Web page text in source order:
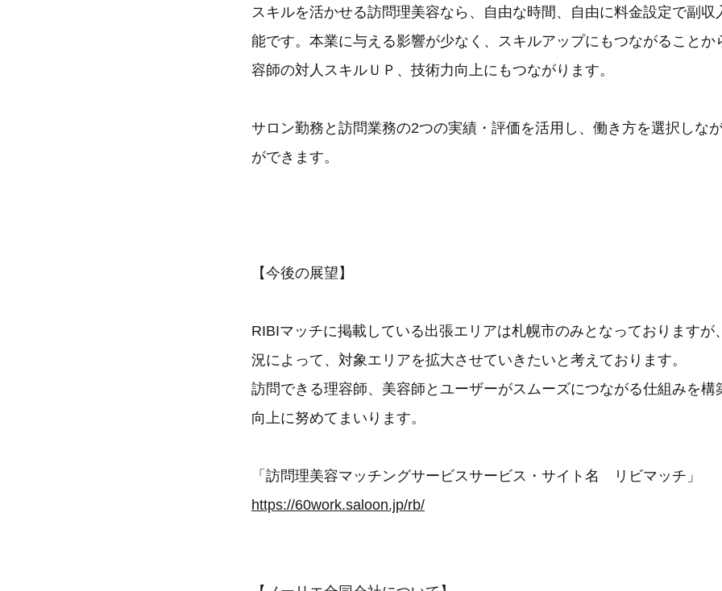
スキルを活かせる訪問理美容なら、自由な時間、自由に料金設定で副収
能です。本業に与える影響が少なく、スキルアップにもつながることか
容師の対人スキルＵＰ、技術力向上にもつながります。
サロン勤務と訪問業務の2つの実績・評価を活用し、働き方を選択しな
ができます。
【今後の展望】
RIBIマッチに掲載している出張エリアは札幌市のみとなっておりますが
況によって、対象エリアを拡大させていきたいと考えております。
訪問できる理容師、美容師とユーザーがスムーズにつながる仕組みを構
向上に努めてまいります。
「訪問理美容マッチングサービスサービス・サイト名 リビマッチ」
https://60work.saloon.jp/rb/